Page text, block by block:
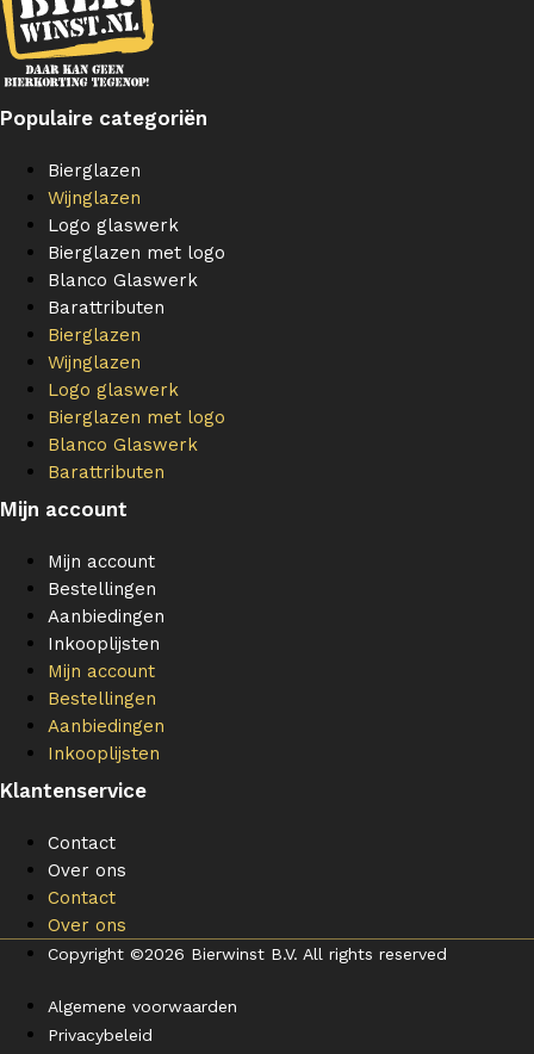
Populaire categoriën
Bierglazen
Wijnglazen
Logo glaswerk
Bierglazen met logo
Blanco Glaswerk
Barattributen
Bierglazen
Wijnglazen
Logo glaswerk
Bierglazen met logo
Blanco Glaswerk
Barattributen
Mijn account
Mijn account
Bestellingen
Aanbiedingen
Inkooplijsten
Mijn account
Bestellingen
Aanbiedingen
Inkooplijsten
Klantenservice
Contact
Over ons
Contact
Over ons
Copyright ©2026 Bierwinst B.V. All rights reserved
Algemene voorwaarden
Privacybeleid